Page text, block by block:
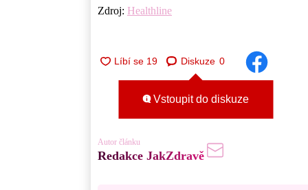
Zdroj: Healthline
Diskuze 0
Vstoupit do diskuze
Autor článku
Redakce JakZdravě